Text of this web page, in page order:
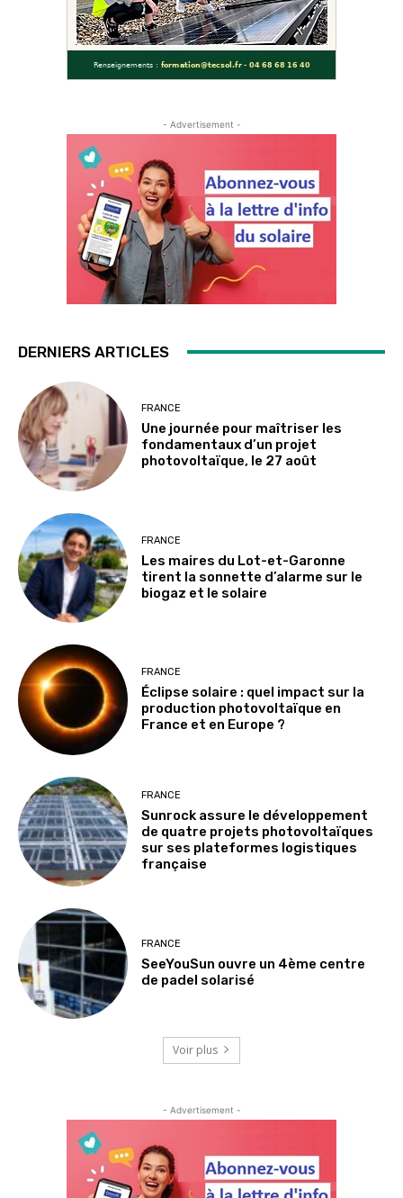
- Advertisement -
DERNIERS ARTICLES
FRANCE
Une journée pour maîtriser les
fondamentaux d’un projet
photovoltaïque, le 27 août
FRANCE
Les maires du Lot-et-Garonne
tirent la sonnette d’alarme sur le
biogaz et le solaire
FRANCE
Éclipse solaire : quel impact sur la
production photovoltaïque en
France et en Europe ?
FRANCE
Sunrock assure le développement
de quatre projets photovoltaïques
sur ses plateformes logistiques
française
FRANCE
SeeYouSun ouvre un 4ème centre
de padel solarisé
Voir plus
- Advertisement -